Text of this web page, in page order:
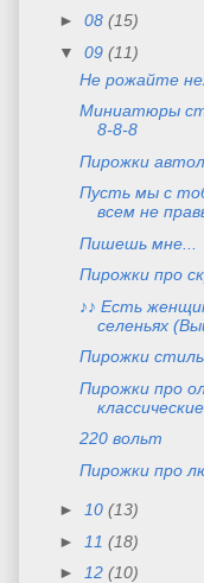
► 08 (15)
▼ 09 (11)
Не рожайте
Миниатюры
8-8-8
Пирожки
Пусть мы с
всем не
Пишешь мне...
Пирожки про
♪♪ Есть
селеньях
Пирожки
Пирожки про
классические
220 вольт
Пирожки про
► 10 (13)
►
11 (18)
►
12 (10)